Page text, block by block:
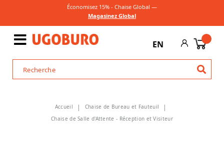
Économisez 15% - Chaise Global —
Magasinez Global
EN
Accueil
Chaise de Bureau et Fauteuil
Chaise de Salle d'Attente - Réception et Visiteur